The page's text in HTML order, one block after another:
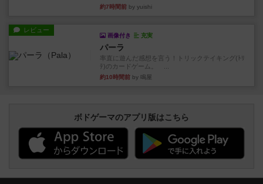
約7時間前 by yuishi
レビュー
画像付き 充実
パーラ
率直に遊んだ感想を言う！トリックテイキング(ﾄﾘ
ﾃ)のカードゲーム。 ...
約10時間前 by 鳴屋
ボドゲーマのアプリ版はこちら